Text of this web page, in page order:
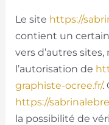
Le site https://
contient un
vers d’autres
l’autorisation de
graphiste-ocree.fr/.
https://
la possibilité de